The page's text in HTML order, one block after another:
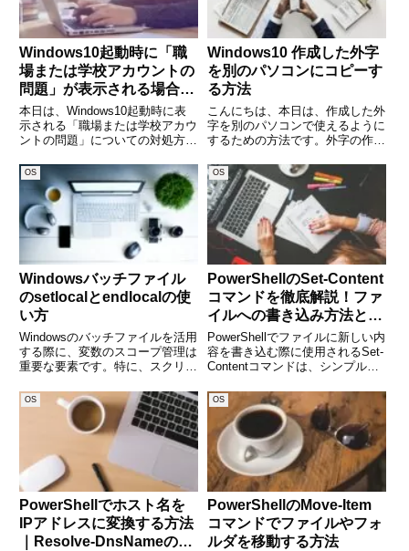
Windows10起動時に「職
場または学校アカウントの
問題」が表示される場合の
対処法
本日は、Windows10起動時に表
示される「職場または学校アカウ
ントの問題」についての対処方法
面です。このエラーは、
Microsoft365のアカウントとパス
ワードがWindows10に保存され
ている情報が違
Windows10 作成した外字
を別のパソコンにコピーす
る方法
こんにちは、本日は、作成した外
字を別のパソコンで使えるように
するための方法です。外字の作り
Windows10 外字エディタの起動
方法、使い方 (adsbygoogle =
window.adsbygoogle
OS
Windowsバッチファイル
のsetlocalとendlocalの使
い方
Windowsのバッチファイルを活用
する際に、変数のスコープ管理は
重要な要素です。特に、スクリプ
場合には、setlocalとendlocalコ
マンドが役立ちます。本記事で
は、setlocalとendlocalの
OS
PowerShellのSet-Content
コマンドを徹底解説！ファ
イルへの書き込み方法と活
用例
PowerShellでファイルに新しい内
容を書き込む際に使用されるSet-
Contentコマンドは、シンプルな
では、Set-Contentの基本的な使
い方から、便利な応用例までを詳
しく解説します。特に、ファイル
OS
PowerShellでホスト名を
IPアドレスに変換する方法
｜Resolve-DnsNameの使
OS
PowerShellのMove-Item
コマンドでファイルやフォ
ルダを移動する方法